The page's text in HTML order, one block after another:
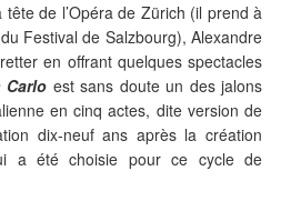
de l’Opéra de Zürich (il prend à
Festival de Salzbourg), Alexandre
en offrant quelques spectacles
Carlo est sans doute un des jalons
en cinq actes, dite version de
dix-neuf ans après la création
a été choisie pour ce cycle de